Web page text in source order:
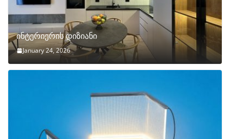
ინტერიერის დიზიანი
January 24, 2026